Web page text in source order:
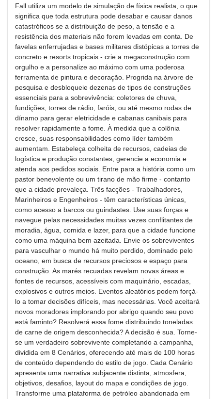
Fall utiliza um modelo de simulação de física realista, o que
significa que toda estrutura pode desabar e causar danos
catastróficos se a distribuição de peso, a tensão e a
resistência dos materiais não forem levadas em conta. De
favelas enferrujadas e bases militares distópicas a torres de
concreto e resorts tropicais - crie a megaconstrução com
orgulho e a personalize ao máximo com uma poderosa
ferramenta de pintura e decoração. Progrida na árvore de
pesquisa e desbloqueie dezenas de tipos de construções
essenciais para a sobrevivência: coletores de chuva,
fundições, torres de rádio, faróis, ou até mesmo rodas de
dínamo para gerar eletricidade e cabanas canibais para
resolver rapidamente a fome. À medida que a colônia
cresce, suas responsabilidades como líder também
aumentam. Estabeleça colheita de recursos, cadeias de
logística e produção constantes, gerencie a economia e
atenda aos pedidos sociais. Entre para a história como um
pastor benevolente ou um tirano de mão firme - contanto
que a cidade prevaleça. Três facções - Trabalhadores,
Marinheiros e Engenheiros - têm características únicas,
como acesso a barcos ou guindastes. Use suas forças e
navegue pelas necessidades muitas vezes conflitantes de
moradia, água, comida e lazer, para que a cidade funcione
como uma máquina bem azeitada. Envie os sobreviventes
para vasculhar o mundo há muito perdido, dominado pelo
oceano, em busca de recursos preciosos e espaço para
construção. As marés recuadas revelam novas áreas e
fontes de recursos, acessíveis com maquinário, escadas,
explosivos e outros meios. Eventos aleatórios podem forçá-
lo a tomar decisões difíceis, mas necessárias. Você aceitará
novos moradores implorando por abrigo quando seu povo
está faminto? Resolverá essa fome distribuindo toneladas
de carne de origem desconhecida? A decisão é sua. Torne-
se um verdadeiro sobrevivente completando a campanha,
dividida em 8 Cenários, oferecendo até mais de 100 horas
de conteúdo dependendo do estilo de jogo. Cada Cenário
apresenta uma narrativa subjacente distinta, atmosfera,
objetivos, desafios, layout do mapa e condições de jogo.
Transforme uma plataforma de petróleo abandonada em